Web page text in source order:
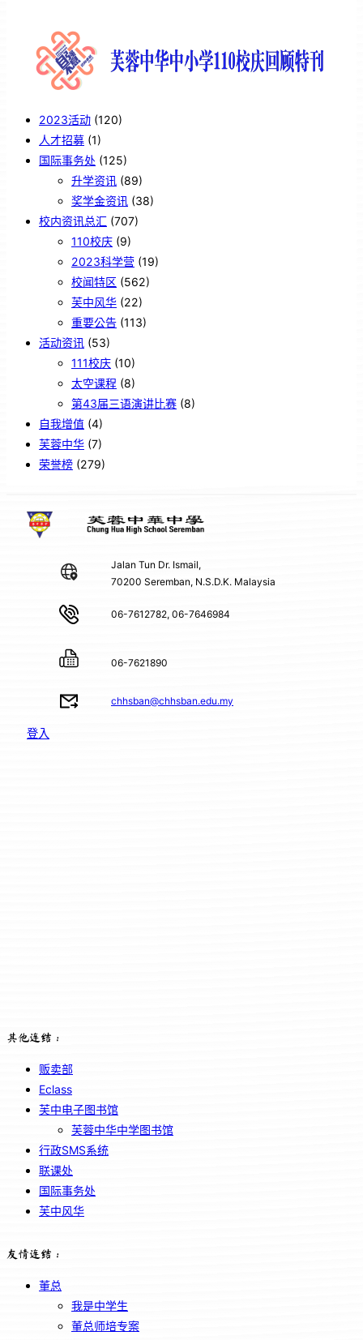
2023活动 (120)
人才招募 (1)
国际事务处 (125)
升学资讯 (89)
奖学金资讯 (38)
校内资讯总汇 (707)
110校庆 (9)
2023科学营 (19)
校闻特区 (562)
芙中风华 (22)
重要公告 (113)
活动资讯 (53)
111校庆 (10)
太空课程 (8)
第43届三语演讲比赛 (8)
自我增值 (4)
芙蓉中华 (7)
荣誉榜 (279)
Jalan Tun Dr. Ismail,
70200 Seremban, N.S.D.K. Malaysia
06-7612782, 06-7646984
06-7621890
chhsban@chhsban.edu.my
登入
其他连结：
贩卖部
Eclass
芙中电子图书馆
芙蓉中华中学图书馆
行政SMS系统
联课处
国际事务处
芙中风华
友情连结：
董总
我是中学生
董总师培专案